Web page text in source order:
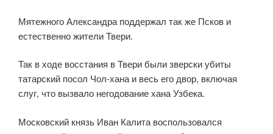
Мятежного Александра поддержал так же Псков и
естественно жители Твери.
Так в ходе восстания в Твери были зверски убиты
татарский посол Чол-хана и весь его двор, включая
слуг, что вызвало негодование хана Узбека.
Московский князь Иван Калита воспользовался